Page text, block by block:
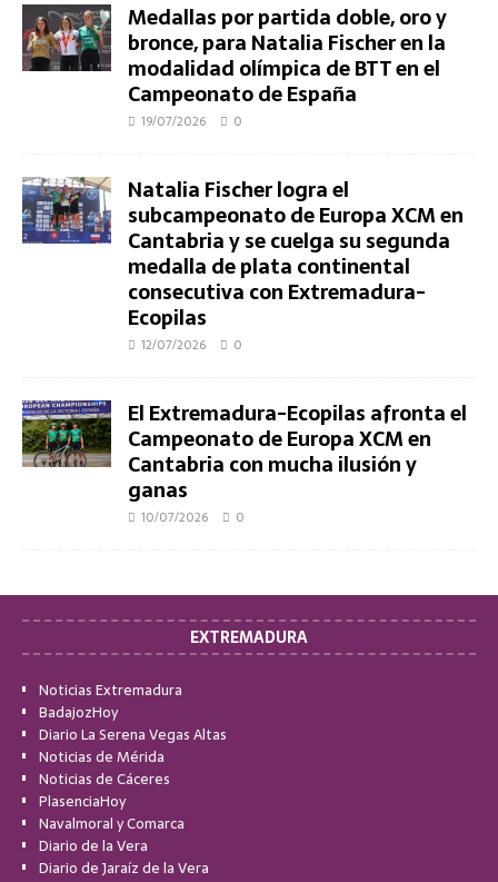
Medallas por partida doble, oro y
bronce, para Natalia Fischer en la
modalidad olímpica de BTT en el
Campeonato de España
19/07/2026 0
Natalia Fischer logra el
subcampeonato de Europa XCM en
Cantabria y se cuelga su segunda
medalla de plata continental
consecutiva con Extremadura-
Ecopilas
12/07/2026 0
El Extremadura-Ecopilas afronta el
Campeonato de Europa XCM en
Cantabria con mucha ilusión y
ganas
10/07/2026 0
EXTREMADURA
Noticias Extremadura
BadajozHoy
Diario La Serena Vegas Altas
Noticias de Mérida
Noticias de Cáceres
PlasenciaHoy
Navalmoral y Comarca
Diario de la Vera
Diario de Jaraíz de la Vera